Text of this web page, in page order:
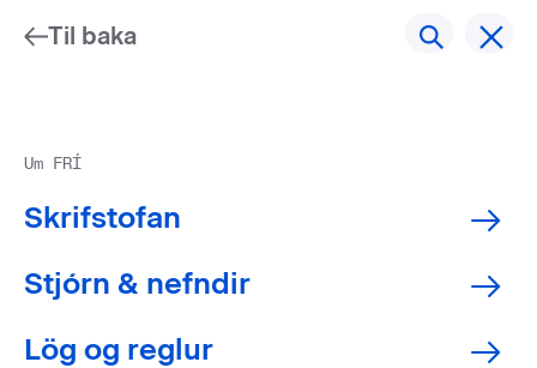
Til baka
Um FRÍ
Skrifstofan
Stjórn & nefndir
Lög og reglur